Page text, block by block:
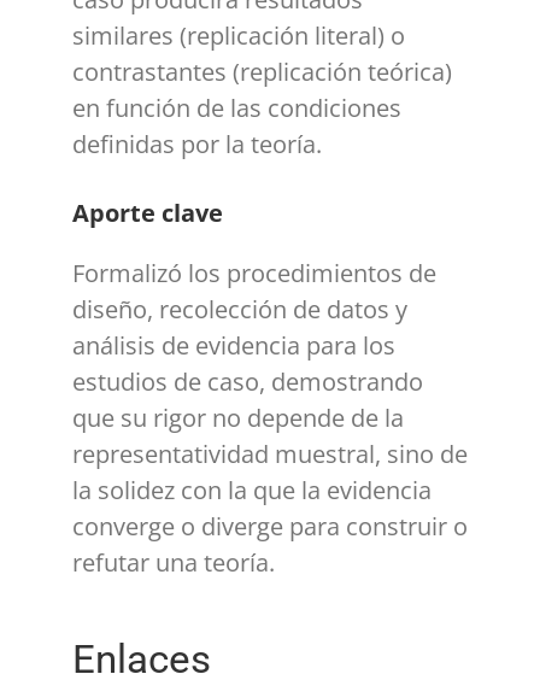
similares (replicación literal) o
contrastantes (replicación teórica)
en función de las condiciones
definidas por la teoría.
Aporte clave
Formalizó los procedimientos de
diseño, recolección de datos y
análisis de evidencia para los
estudios de caso, demostrando
que su rigor no depende de la
representatividad muestral, sino de
la solidez con la que la evidencia
converge o diverge para construir o
refutar una teoría.
Enlaces